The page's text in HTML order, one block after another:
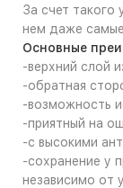
За счет такого
нем даже
Основные
-верхний слой
-обратная
-возможность
-приятный на
-с высокими
-сохранение у
независимо от